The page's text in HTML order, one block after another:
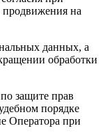
продвижения на
данных, а
обработки
защите прав
порядке
Оператора при